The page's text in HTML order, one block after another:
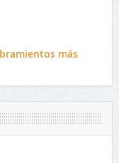
más